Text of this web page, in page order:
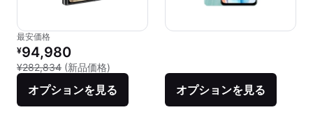
最安価格
リファービッシュ品の価格：
¥94,980
¥282,834 (新品価格)
オプションを見る オプションを見る